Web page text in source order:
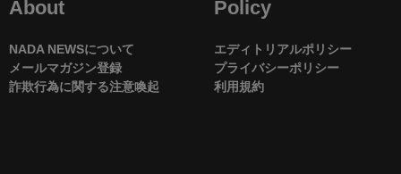
About
NADA NEWSについて
メールマガジン登録
詐欺行為に関する注意喚起
Policy
エディトリアルポリシー
プライバシーポリシー
利用規約